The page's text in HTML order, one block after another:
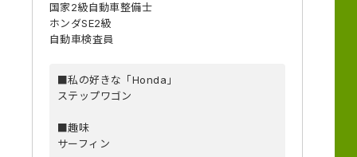
国家2級自動車整備士
ホンダSE2級
自動車検査員
■私の好きな「Honda」
ステップワゴン
■趣味
サーフィン